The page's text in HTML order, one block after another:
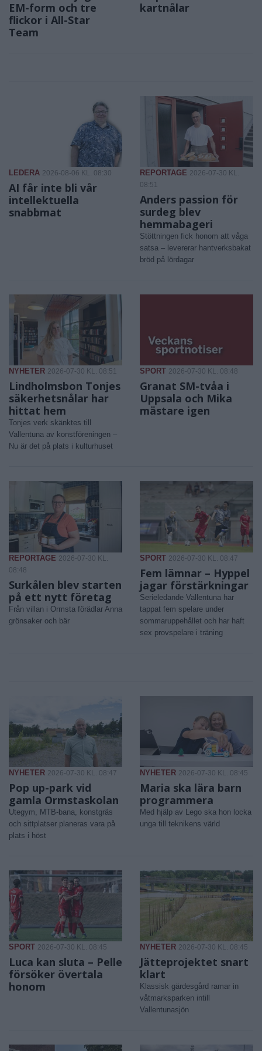
EM-form och tre
flickor i All-Star
Team
kartnålar
LEDERA 2026-08-06 KL. 08:30
AI får inte bli vår
intellektuella
snabbmat
REPORTAGE 2026-07-30 KL.
08:51
Anders passion för
surdeg blev
hemmabageri
Stöttningen fick honom att våga
satsa – levererar hantverksbakat
bröd på lördagar
NYHETER 2026-07-30 KL. 08:51
Lindholmsbon Tonjes
säkerhetsnålar har
hittat hem
Tonjes verk skänktes till
Vallentuna av konstföreningen –
Nu är det på plats i kulturhuset
SPORT 2026-07-30 KL. 08:48
Granat SM-tvåa i
Uppsala och Mika
mästare igen
REPORTAGE 2026-07-30 KL.
08:48
Surkålen blev starten
på ett nytt företag
Från villan i Ormsta förädlar Anna
grönsaker och bär
SPORT 2026-07-30 KL. 08:47
Fem lämnar – Hyppel
jagar förstärkningar
Serieledande Vallentuna har
tappat fem spelare under
sommaruppehållet och har haft
sex provspelare i träning
NYHETER 2026-07-30 KL. 08:47
Pop up-park vid
gamla Ormstaskolan
Utegym, MTB-bana, konstgräs
och sittplatser planeras vara på
plats i höst
NYHETER 2026-07-30 KL. 08:45
Maria ska lära barn
programmera
Med hjälp av Lego ska hon locka
unga till teknikens värld
SPORT 2026-07-30 KL. 08:45
Luca kan sluta – Pelle
försöker övertala
honom
NYHETER 2026-07-30 KL. 08:45
Jätteprojektet snart
klart
Klassisk gärdesgård ramar in
våtmarksparken intill
Vallentunasjön